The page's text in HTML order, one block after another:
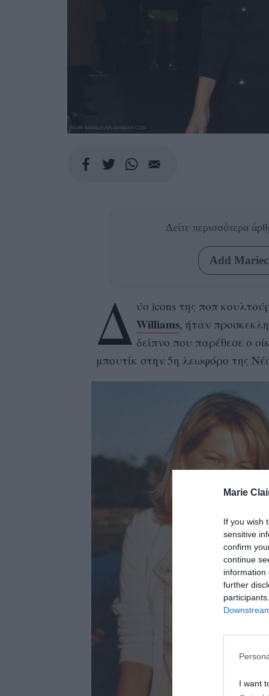
Marie
If you wish
sensitive
confirm
continue
information
further
I want
FELIPE RAMALES/SPLASHNEWS.COM
Δείτε περισσότερα
Add
Δ ύο icons της ποπ
Williams, ήταν
δείπνο που παρέθεσε ο
μπουτίκ στην 5η λεωφόρο της